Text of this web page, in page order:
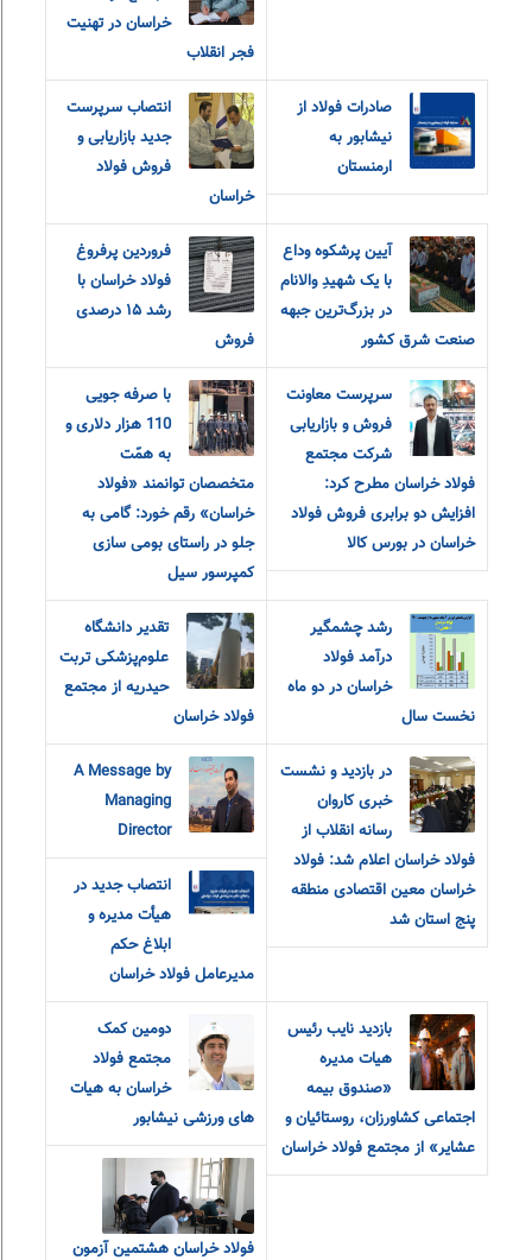
خراسان در تهنیت
فجر انقلاب
صادرات فولاد از
نیشابور به
ارمنستان
انتصاب سرپرست
جدید بازاریابی و
فروش فولاد
خراسان
آیین پرشکوه وداع
با یک شهیدِ والانام
در بزرگ‌ترین جبهه
صنعت شرق کشور
فروردین پرفروغ
فولاد خراسان با
رشد ۱۵ درصدی
فروش
سرپرست معاونت
فروش و بازاریابی
شرکت مجتمع
فولاد خراسان مطرح کرد:
افزایش دو برابری فروش فولاد
خراسان در بورس کالا
با صرفه جویی
110 هزار دلاری و
به همّت
متخصصان توانمند «فولاد
خراسان» رقم خورد: گامی به
جلو در راستای بومی سازی
کمپرسور سیل
رشد چشمگیر
درآمد فولاد
خراسان در دو ماه
نخست سال
تقدیر دانشگاه
علوم‌پزشکی تربت
حیدریه از مجتمع
فولاد خراسان
در بازدید و نشست
خبری کاروان
رسانه انقلاب از
فولاد خراسان اعلام شد: فولاد
خراسان معین اقتصادی منطقه
پنج استان شد
A Message by
Managing
Director
انتصاب جدید در
هیأت مدیره و
ابلاغ حکم
مدیرعامل فولاد خراسان
بازدید نایب رئیس
هیات مدیره
«صندوق بیمه
اجتماعی کشاورزان، روستائیان و
عشایر» از مجتمع فولاد خراسان
دومین کمک
مجتمع فولاد
خراسان به هیات
های ورزشی نیشابور
فولاد خراسان هشتمین آزمون